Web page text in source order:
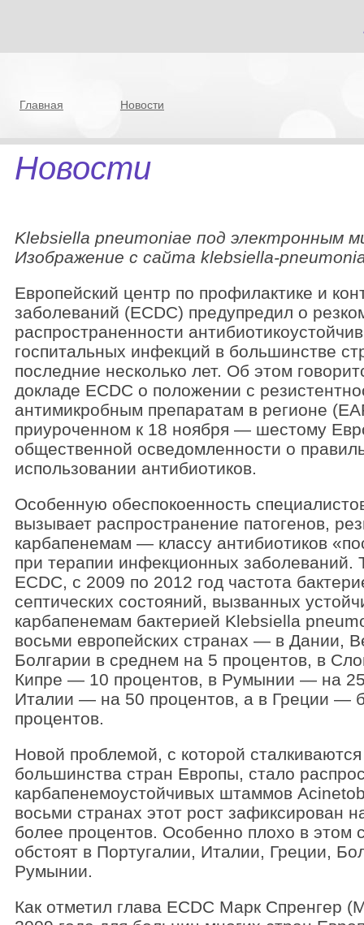
Главная Новости
Новости
Klebsiella pneumoniae под электронным
Изображение с сайта klebsiella-
Европейский центр по профилактике и
заболеваний (ECDC) предупредил о
распространенности
госпитальных инфекций в большинстве
последние несколько лет. Об этом
докладе ECDC о положении с
антимикробным препаратам в регионе
приуроченном к 18 ноября — шестому
общественной осведомленности о
использовании антибиотиков.
Особенную обеспокоенность
вызывает распространение патогенов,
карбапенемам — классу антибиотиков
при терапии инфекционных заболеваний.
ECDC, с 2009 по 2012 год частота
септических состояний, вызванных
карбапенемам бактерией Klebsiella
восьми европейских странах — в Дании,
Болгарии в среднем на 5 процентов, в
Кипре — 10 процентов, в Румынии — на
Италии — на 50 процентов, а в Греции —
процентов.
Новой проблемой, с которой
большинства стран Европы, стало
карбапенемоустойчивых штаммов
восьми странах этот рост зафиксирован
более процентов. Особенно плохо в этом
обстоят в Португалии, Италии, Греции,
Румынии.
Как отметил глава ECDC Марк Спренгер